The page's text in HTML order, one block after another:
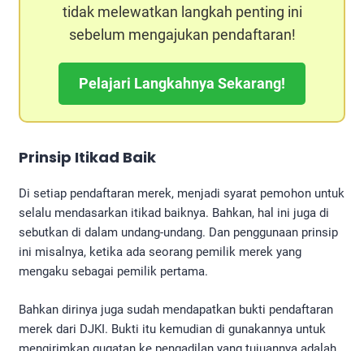
tidak melewatkan langkah penting ini
sebelum mengajukan pendaftaran!
Pelajari Langkahnya Sekarang!
Prinsip Itikad Baik
Di setiap pendaftaran merek, menjadi syarat pemohon untuk
selalu mendasarkan itikad baiknya. Bahkan, hal ini juga di
sebutkan di dalam undang-undang. Dan penggunaan prinsip
ini misalnya, ketika ada seorang pemilik merek yang
mengaku sebagai pemilik pertama.
Bahkan dirinya juga sudah mendapatkan bukti pendaftaran
merek dari DJKI. Bukti itu kemudian di gunakannya untuk